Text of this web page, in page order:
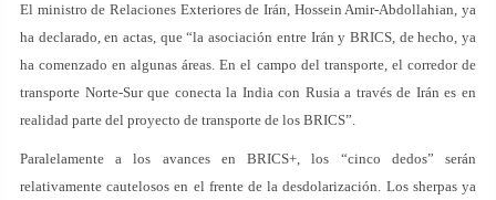
El ministro de Relaciones Exteriores de Irán, Hossein Amir-Abdollahian, ya
ha declarado, en actas, que “la asociación entre Irán y BRICS, de hecho, ya
ha comenzado en algunas áreas. En el campo del transporte, el corredor de
transporte Norte-Sur que conecta la India con Rusia a través de Irán es en
realidad parte del proyecto de transporte de los BRICS”.
Paralelamente a los avances en BRICS+, los “cinco dedos” serán
relativamente cautelosos en el frente de la desdolarización. Los sherpas ya